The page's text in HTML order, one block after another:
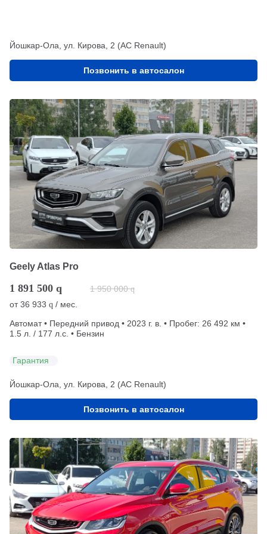
Йошкар-Ола, ул. Кирова, 2 (АС Renault)
Позвонить в автосалон
Geely Atlas Pro
1 891 500 q 1 950 000 q
от36 933 q / мес.
Автомат • Передний привод • 2023 г. в. • Пробег: 26 492 км •
1.5 л. / 177 л.с. • Бензин
Гарантия
Йошкар-Ола, ул. Кирова, 2 (АС Renault)
Позвонить в автосалон